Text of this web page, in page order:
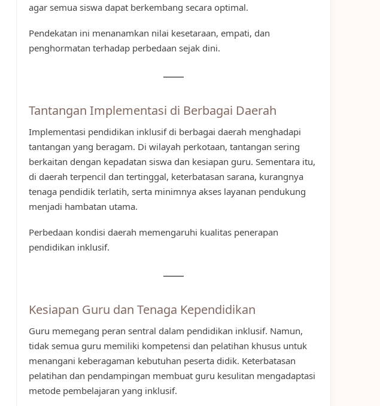
agar semua siswa dapat berkembang secara optimal.
Pendekatan ini menanamkan nilai kesetaraan, empati, dan
penghormatan terhadap perbedaan sejak dini.
Tantangan Implementasi di Berbagai Daerah
Implementasi pendidikan inklusif di berbagai daerah menghadapi
tantangan yang beragam. Di wilayah perkotaan, tantangan sering
berkaitan dengan kepadatan siswa dan kesiapan guru. Sementara itu,
di daerah terpencil dan tertinggal, keterbatasan sarana, kurangnya
tenaga pendidik terlatih, serta minimnya akses layanan pendukung
menjadi hambatan utama.
Perbedaan kondisi daerah memengaruhi kualitas penerapan
pendidikan inklusif.
Kesiapan Guru dan Tenaga Kependidikan
Guru memegang peran sentral dalam pendidikan inklusif. Namun,
tidak semua guru memiliki kompetensi dan pelatihan khusus untuk
menangani keberagaman kebutuhan peserta didik. Keterbatasan
pelatihan dan pendampingan membuat guru kesulitan mengadaptasi
metode pembelajaran yang inklusif.